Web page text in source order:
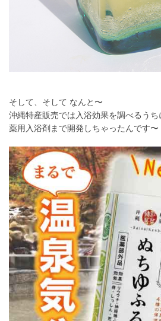
そして、そして なんと〜
沖縄特産販売では入浴効果を調べるうち
薬用入浴剤まで開発しちゃったんです〜